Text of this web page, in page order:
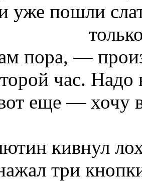
уже пошли
пора, —
час. Надо
еще — хочу
кивнул
три